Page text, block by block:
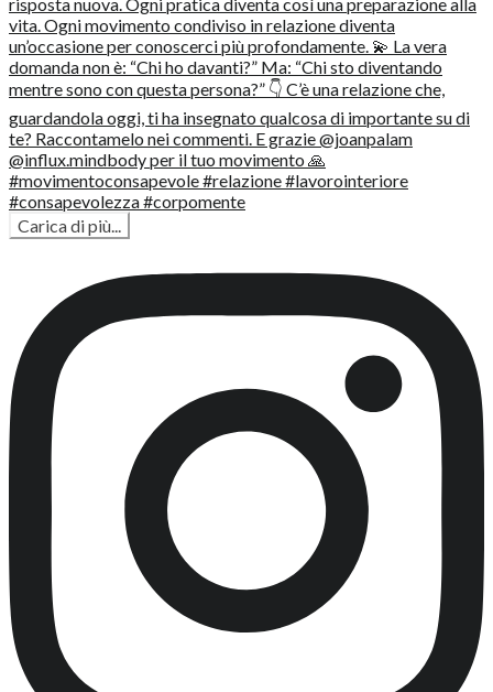
Carica di più...